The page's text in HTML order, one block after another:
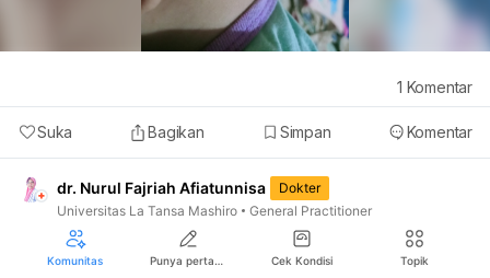
Suka Bagikan Simpan Komentar
1 Komentar
dr. Nurul Fajriah Afiatunnisa
Dokter
Universitas La Tansa Mashiro
General Practitioner
Halo sobat sehat, terimakasih atas pertanyaannya.
Komunitas Punya pertanyaan seputar kesehatan? Cek Kondisi Topik